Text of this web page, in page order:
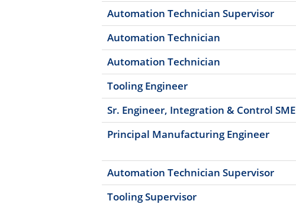
Automation Technician Supervisor
Automation Technician
Automation Technician
Tooling Engineer
Sr. Engineer, Integration & Control SME
Principal Manufacturing Engineer
Automation Technician Supervisor
Tooling Supervisor